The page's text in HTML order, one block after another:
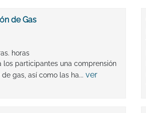
de Gas
horas
los participantes una comprensión
gas, así como las ha... ver